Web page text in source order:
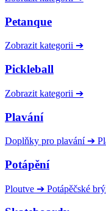
Petanque
Zobrazit kategorii ➔
Pickleball
Zobrazit kategorii ➔
Plavání
Doplňky pro plavání ➔
Potápění
Ploutve ➔ Potápěčské